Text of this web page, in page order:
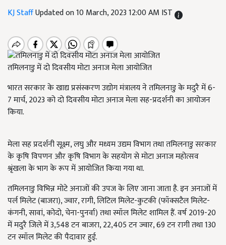
KJ StaffUpdated on 10 March, 2023 12:00 AM IST
तमिलनाडु में दो दिवसीय मोटा अनाज मेला आयोजित
भारत सरकार के खाद्य प्रसंस्करण उद्योग मंत्रालय ने तमिलनाडु के मदुरै में 6-
7 मार्च, 2023 को दो दिवसीय मोटा अनाज मेला सह-प्रदर्शनी का आयोजन
किया.
मेला सह प्रदर्शनी सूक्ष्म, लघु और मध्यम उद्यम विभाग तथा तमिलनाडु सरकार
के कृषि विपणन और कृषि विभाग के सहयोग से मोटा अनाज महोत्सव
श्रृंखला के भाग के रूप में आयोजित किया गया था.
तमिलनाडु विभिन्न मोटे अनाजों की उपज के लिए जाना जाता है. इन अनाजों में
पर्ल मिलेट (बाजरा), ज्वार, रागी, लिटिल मिलेट-कुटकी (फॉक्सटैल मिलेट-
कंगनी, सावां, कोदो, चेना-पुनर्वा) तथा स्मॉल मिलेट शामिल हैं. वर्ष 2019-20
में मदुरै जिले में 3,548 टन बाजरा, 22,405 टन ज्वार, 69 टन रागी तथा 130
टन स्मॉल मिलेट की पैदावार हुई.